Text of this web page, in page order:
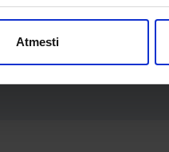
Atmesti